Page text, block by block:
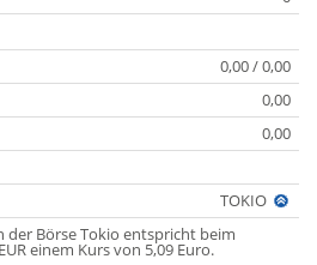
0,00 / 0,00
0,00
0,00
TOKIO
der Börse Tokio entspricht beim
einem Kurs von 5,09 Euro.